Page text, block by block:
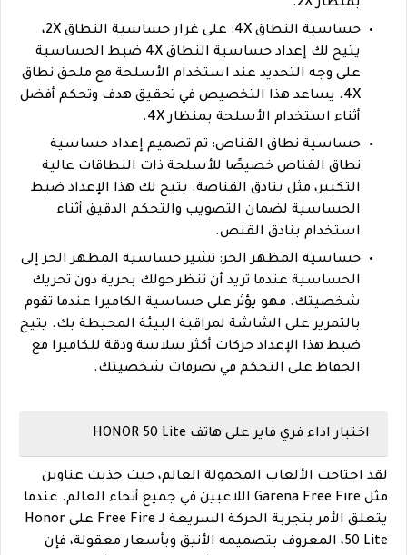
بمنظار 2X.
حساسية النطاق 4X: على غرار حساسية النطاق 2X،
يتيح لك إعداد حساسية النطاق 4X ضبط الحساسية
على وجه التحديد عند استخدام الأسلحة مع ملحق نطاق
4X. يساعد هذا التخصيص في تحقيق هدف وتحكم أفضل
أثناء استخدام الأسلحة بمنظار 4X.
حساسية نطاق القناص: تم تصميم إعداد حساسية
نطاق القناص خصيصًا للأسلحة ذات النطاقات عالية
التكبير، مثل بنادق القناصة. يتيح لك هذا الإعداد ضبط
الحساسية لضمان التصويب والتحكم الدقيق أثناء
استخدام بنادق القنص.
حساسية المظهر الحر: تشير حساسية المظهر الحر إلى
الحساسية عندما تريد أن تنظر حولك بحرية دون تحريك
شخصيتك. فهو يؤثر على حساسية الكاميرا عندما تقوم
بالتمرير على الشاشة لمراقبة البيئة المحيطة بك. يتيح
ضبط هذا الإعداد حركات أكثر سلاسة ودقة للكاميرا مع
الحفاظ على التحكم في تصرفات شخصيتك.
اختبار اداء فري فاير على هاتف HONOR 50 Lite
لقد اجتاحت الألعاب المحمولة العالم، حيث جذبت عناوين
مثل Garena Free Fire اللاعبين في جميع أنحاء العالم. عندما
يتعلق الأمر بتجربة الحركة السريعة لـ Free Fire على Honor
50 Lite، المعروف بتصميمه الأنيق وبأسعار معقولة، فإن